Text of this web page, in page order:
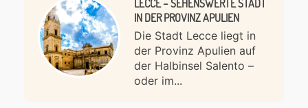
LECCE – SEHENSWERTE STADT
IN DER PROVINZ APULIEN
Die Stadt Lecce liegt in
der Provinz Apulien auf
der Halbinsel Salento –
oder im...